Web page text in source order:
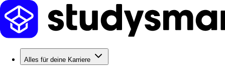
Alles für deine Karriere